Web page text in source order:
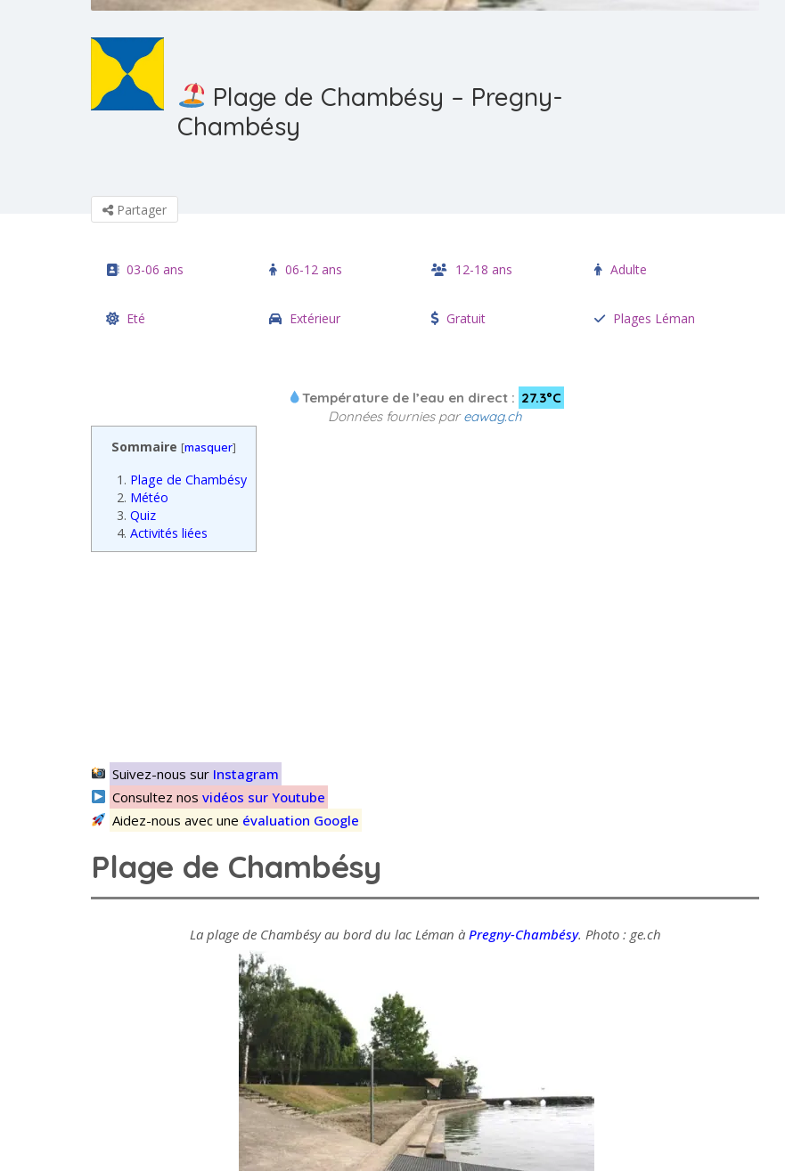
Plage de Chambésy – Pregny-
Chambésy
Partager
03-06 ans 06-12 ans 12-18 ans Adulte
Eté Extérieur Gratuit Plages Léman
Température de l’eau en direct : 27.3°C
Données fournies pareawag.ch
Sommaire [masquer]
1. Plage de Chambésy
2. Météo
3. Quiz
4. Activités liées
Suivez-nous sur Instagram
Consultez nosvidéos sur Youtube
Aidez-nous avec une évaluation Google
Plage de Chambésy
La plage de Chambésy au bord du lac Léman à Pregny-Chambésy. Photo : ge.ch